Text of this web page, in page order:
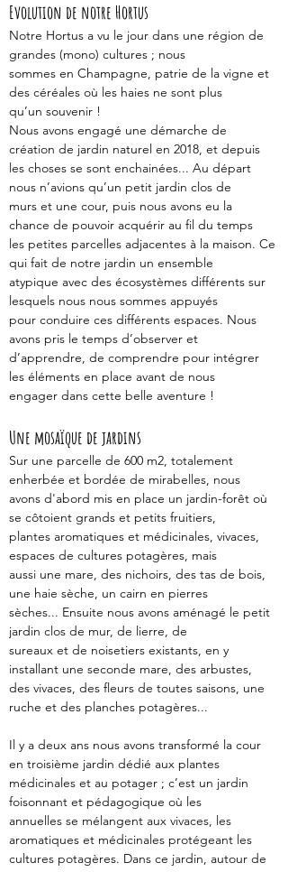
Evolution de notre Hortus
Notre Hortus a vu le jour dans une région de
grandes (mono) cultures ; nous
sommes en Champagne, patrie de la vigne et
des céréales où les haies ne sont plus
qu’un souvenir !
Nous avons engagé une démarche de
création de jardin naturel en 2018, et depuis
les choses se sont enchainées... Au départ
nous n’avions qu’un petit jardin clos de
murs et une cour, puis nous avons eu la
chance de pouvoir acquérir au fil du temps
les petites parcelles adjacentes à la maison. Ce
qui fait de notre jardin un ensemble
atypique avec des écosystèmes différents sur
lesquels nous nous sommes appuyés
pour conduire ces différents espaces. Nous
avons pris le temps d’observer et
d’apprendre, de comprendre pour intégrer
les éléments en place avant de nous
engager dans cette belle aventure !
Une mosaïque de jardins
Sur une parcelle de 600 m2, totalement
enherbée et bordée de mirabelles, nous
avons d'abord mis en place un jardin-forêt où
se côtoient grands et petits fruitiers,
plantes aromatiques et médicinales, vivaces,
espaces de cultures potagères, mais
aussi une mare, des nichoirs, des tas de bois,
une haie sèche, un cairn en pierres
sèches... Ensuite nous avons aménagé le petit
jardin clos de mur, de lierre, de
sureaux et de noisetiers existants, en y
installant une seconde mare, des arbustes,
des vivaces, des fleurs de toutes saisons, une
ruche et des planches potagères...
Il y a deux ans nous avons transformé la cour
en troisième jardin dédié aux plantes
médicinales et au potager ; c’est un jardin
foisonnant et pédagogique où les
annuelles se mélangent aux vivaces, les
aromatiques et médicinales protégeant les
cultures potagères. Dans ce jardin, autour de